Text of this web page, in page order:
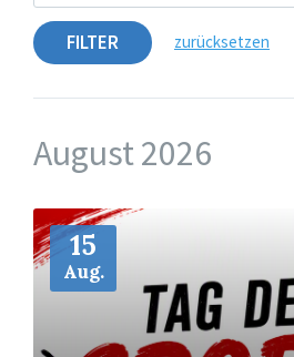
FILTER zurücksetzen
August 2026
15
Aug.
Mehr